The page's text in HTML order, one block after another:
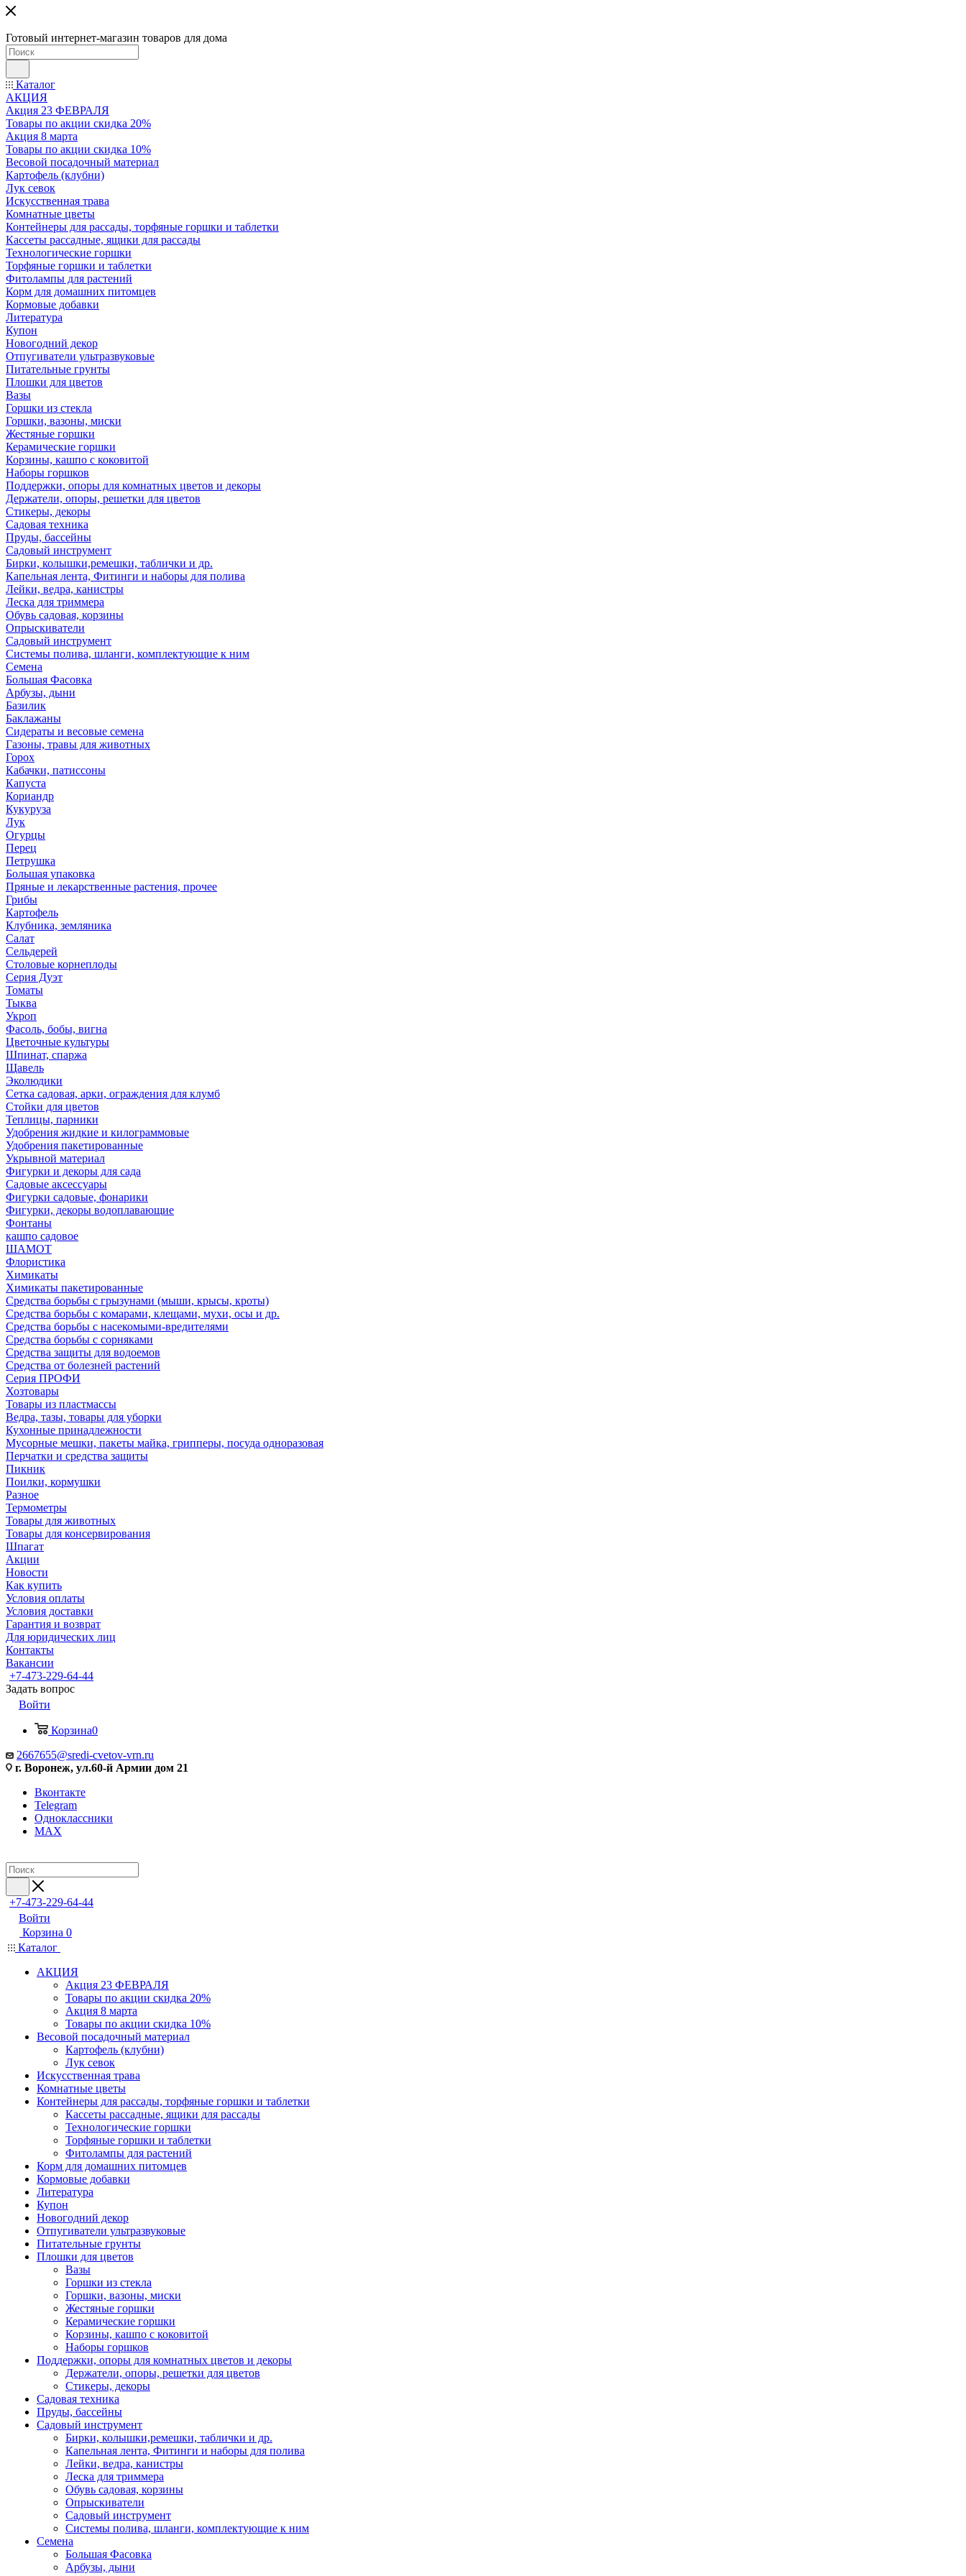
Готовый интернет-магазин товаров для дома
Каталог
АКЦИЯ
Акция 23 ФЕВРАЛЯ
Товары по акции скидка 20%
Акция 8 марта
Товары по акции скидка 10%
Весовой посадочный материал
Картофель (клубни)
Лук севок
Искусственная трава
Комнатные цветы
Контейнеры для рассады, торфяные горшки и таблетки
Кассеты рассадные, ящики для рассады
Технологические горшки
Торфяные горшки и таблетки
Фитолампы для растений
Корм для домашних питомцев
Кормовые добавки
Литература
Купон
Новогодний декор
Отпугиватели ультразвуковые
Питательные грунты
Плошки для цветов
Вазы
Горшки из стекла
Горшки, вазоны, миски
Жестяные горшки
Керамические горшки
Корзины, кашпо с коковитой
Наборы горшков
Поддержки, опоры для комнатных цветов и декоры
Держатели, опоры, решетки для цветов
Стикеры, декоры
Садовая техника
Пруды, бассейны
Садовый инструмент
Бирки, колышки,ремешки, таблички и др.
Капельная лента, Фитинги и наборы для полива
Лейки, ведра, канистры
Леска для триммера
Обувь садовая, корзины
Опрыскиватели
Садовый инструмент
Системы полива, шланги, комплектующие к ним
Семена
Большая Фасовка
Арбузы, дыни
Базилик
Баклажаны
Сидераты и весовые семена
Газоны, травы для животных
Горох
Кабачки, патиссоны
Капуста
Кориандр
Кукуруза
Лук
Огурцы
Перец
Петрушка
Большая упаковка
Пряные и лекарственные растения, прочее
Грибы
Картофель
Клубника, земляника
Салат
Сельдерей
Столовые корнеплоды
Серия Дуэт
Томаты
Тыква
Укроп
Фасоль, бобы, вигна
Цветочные культуры
Шпинат, спаржа
Щавель
Эколюдики
Сетка садовая, арки, ограждения для клумб
Стойки для цветов
Теплицы, парники
Удобрения жидкие и килограммовые
Удобрения пакетированные
Укрывной материал
Фигурки и декоры для сада
Садовые аксессуары
Фигурки садовые, фонарики
Фигурки, декоры водоплавающие
Фонтаны
кашпо садовое
ШАМОТ
Флористика
Химикаты
Химикаты пакетированные
Средства борьбы с грызунами (мыши, крысы, кроты)
Средства борьбы с комарами, клещами, мухи, осы и др.
Средства борьбы с насекомыми-вредителями
Средства борьбы с сорняками
Средства защиты для водоемов
Средства от болезней растений
Серия ПРОФИ
Хозтовары
Товары из пластмассы
Ведра, тазы, товары для уборки
Кухонные принадлежности
Мусорные мешки, пакеты майка, грипперы, посуда одноразовая
Перчатки и средства защиты
Пикник
Поилки, кормушки
Разное
Термометры
Товары для животных
Товары для консервирования
Шпагат
Акции
Новости
Как купить
Условия оплаты
Условия доставки
Гарантия и возврат
Для юридических лиц
Контакты
Вакансии
+7-473-229-64-44
Задать вопрос
Войти
Корзина0
2667655@sredi-cvetov-vrn.ru
г. Воронеж, ул.60-й Армии дом 21
Вконтакте
Telegram
Одноклассники
MAX
+7-473-229-64-44
Войти
Корзина 0
Каталог
АКЦИЯ
Акция 23 ФЕВРАЛЯ
Товары по акции скидка 20%
Акция 8 марта
Товары по акции скидка 10%
Весовой посадочный материал
Картофель (клубни)
Лук севок
Искусственная трава
Комнатные цветы
Контейнеры для рассады, торфяные горшки и таблетки
Кассеты рассадные, ящики для рассады
Технологические горшки
Торфяные горшки и таблетки
Фитолампы для растений
Корм для домашних питомцев
Кормовые добавки
Литература
Купон
Новогодний декор
Отпугиватели ультразвуковые
Питательные грунты
Плошки для цветов
Вазы
Горшки из стекла
Горшки, вазоны, миски
Жестяные горшки
Керамические горшки
Корзины, кашпо с коковитой
Наборы горшков
Поддержки, опоры для комнатных цветов и декоры
Держатели, опоры, решетки для цветов
Стикеры, декоры
Садовая техника
Пруды, бассейны
Садовый инструмент
Бирки, колышки,ремешки, таблички и др.
Капельная лента, Фитинги и наборы для полива
Лейки, ведра, канистры
Леска для триммера
Обувь садовая, корзины
Опрыскиватели
Садовый инструмент
Системы полива, шланги, комплектующие к ним
Семена
Большая Фасовка
Арбузы, дыни